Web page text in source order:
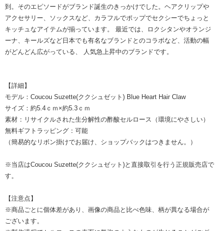
到。そのエピソードがブランド誕生のきっかけでした。ヘアクリップや
アクセサリー、ソックスなど、カラフルでポップでセクシーでちょっと
キッチュなアイテムが揃っています。 最近では、ロクシタンやオランジ
ーナ、キールズなど日本でも有名なブランドとのコラボなど、活動の幅
がどんどん広がっている、 人気急上昇中のブランドです。
【詳細】
モデル：Coucou Suzette(ククシュゼット) Blue Heart Hair Claw
サイズ：約5.4ｃｍ×約5.3ｃｍ
素材：リサイクルされた生分解性の酢酸セルロース（環境にやさしい）
無料ギフトラッピング：可能
（簡易的なリボン掛けでお届け、ショップバックはつきません。）
※当店はCoucou Suzette(ククシュゼット)と直接取引を行う正規販売店で
す。
【注意点】
※商品ごとに個体差があり、画像の商品と比べ色味、柄が異なる場合が
ございます。